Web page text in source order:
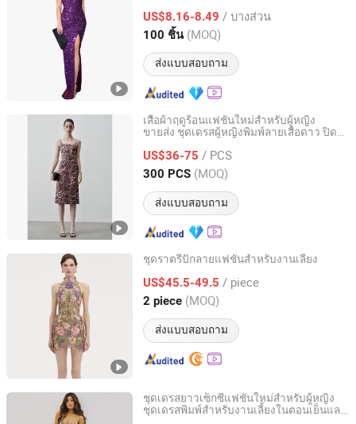
US$8.16-8.49 / บางส่วน
100 ชิ้น (MOQ)
ส่งแบบสอบถาม
Shandong, China อัตราจาก 2025
เสื้อผ้าฤดูร้อนแฟชั่นใหม่สำหรับผู้หญิง
ขายส่ง ชุดเดรสผู้หญิงพิมพ์ลายเสือดาว ปิด
US$36-75 / PCS
300 PCS (MOQ)
ส่งแบบสอบถาม
Jiaxing Layo Imp. & Exp. Group Co., Ltd.
Zhejiang, China อัตราจาก 2016
ชุดราตรีปักลายแฟชั่นสำหรับงานเลี้ยง
US$45.5-49.5 / piece
2 piece (MOQ)
ส่งแบบสอบถาม
Hangzhou Jiuxing Clothing Co., Ltd.
Zhejiang, China อัตราจาก 2023
ชุดเดรสยาวเซ็กซี่แฟชั่นใหม่สำหรับผู้หญิง
ชุดเดรสพิมพ์สำหรับงานเลี้ยงในตอนเย็นและ
Guangdong Vincenia Trading Co., Ltd.